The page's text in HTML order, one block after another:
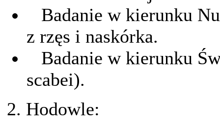
Badanie w kierunku
z rzęs i naskórka.
Badanie w kierunku
scabei).
2. Hodowle: